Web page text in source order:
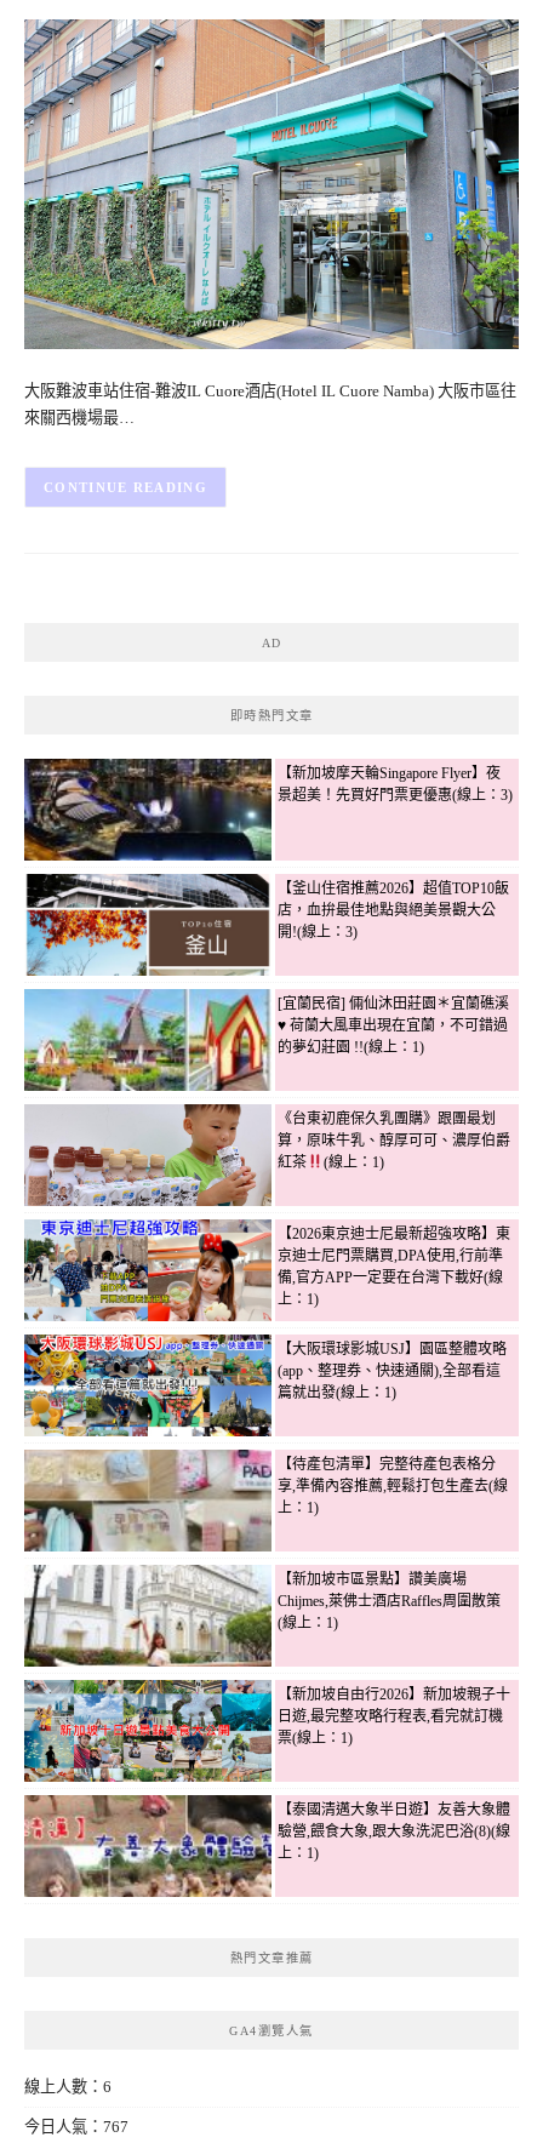
大阪難波車站住宿-難波IL Cuore酒店(Hotel IL Cuore Namba) 大阪市區往
來關西機場最…
CONTINUE READING
AD
即時熱門文章
【新加坡摩天輪Singapore Flyer】夜
景超美！先買好門票更優惠(線上：3)
【釜山住宿推薦2026】超值TOP10飯
店，血拚最佳地點與絕美景觀大公
開!(線上：3)
[宜蘭民宿] 倆仙沐田莊園＊宜蘭礁溪
♥ 荷蘭大風車出現在宜蘭，不可錯過
的夢幻莊園 !!(線上：1)
《台東初鹿保久乳團購》跟團最划
算，原味牛乳、醇厚可可、濃厚伯爵
紅茶
(線上：1)
【2026東京迪士尼最新超強攻略】東
京迪士尼門票購買,DPA使用,行前準
備,官方APP一定要在台灣下載好(線
上：1)
【大阪環球影城USJ】園區整體攻略
(app、整理券、快速通關),全部看這
篇就出發(線上：1)
【待產包清單】完整待產包表格分
享,準備內容推薦,輕鬆打包生產去(線
上：1)
【新加坡市區景點】讚美廣場
Chijmes,萊佛士酒店Raffles周圍散策
(線上：1)
【新加坡自由行2026】新加坡親子十
日遊,最完整攻略行程表,看完就訂機
票(線上：1)
【泰國清邁大象半日遊】友善大象體
驗營,餵食大象,跟大象洗泥巴浴(8)(線
上：1)
熱門文章推薦
GA4瀏覽人氣
線上人數：6
今日人氣：767